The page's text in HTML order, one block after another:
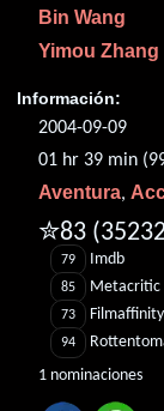
Bin Wang
Yimou Zhang
Información:
2004-09-09
01 hr 39 min
Aventura,
✮83
79 Imdb
85 Metacritic
73 Filmaffinity
94
1 nominaciones